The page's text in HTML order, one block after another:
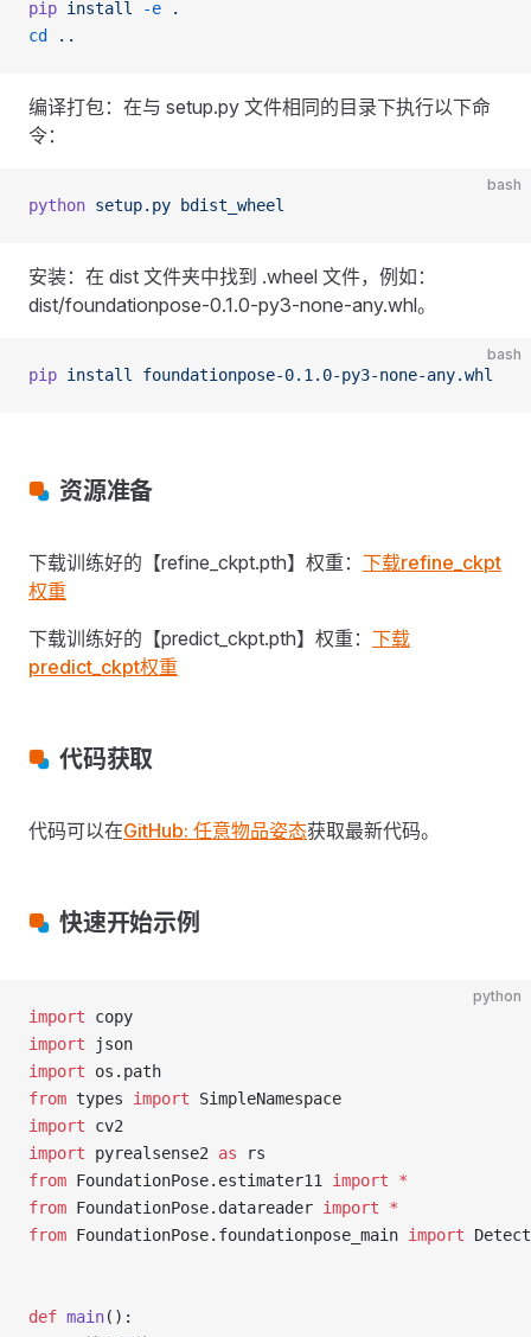
pip install -e .
cd
..
编译打包：在与 setup.py 文件相同的目录下执行以下命
令：
bash
python setup.py bdist_wheel
安装：在 dist 文件夹中找到 .wheel 文件，例如：
dist/foundationpose-0.1.0-py3-none-any.whl。
bash
pip install foundationpose-0.1.0-py3-none-any.whl
资源准备
下载训练好的【refine_ckpt.pth】权重： 下载refine_ckpt
权重
下载训练好的【predict_ckpt.pth】权重： 下载
predict_ckpt权重
代码获取
代码可以在GitHub: 任意物品姿态获取最新代码。
快速开始示例
python
import copy
import json
import os.path
from types import SimpleNamespace
import cv2
import pyrealsense2 as rs
from FoundationPose.estimater11 import *
from FoundationPose.datareader import *
from FoundationPose.foundationpose_main import
def main():